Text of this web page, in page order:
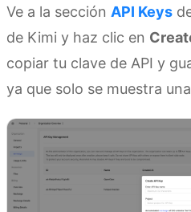
Ve a la sección API Keys
de Kimi y haz clic en
copiar tu clave de API y
ya que solo se muestra